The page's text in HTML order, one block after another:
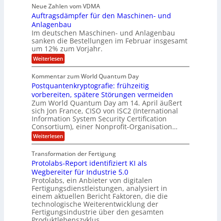
M
i
l
l
i
o
n
n
U
S
-
D
o
l
l
a
r
r
i
n
g
f
ü
r
E
M
E
A
u
n
d
L
a
t
e
i
n
a
m
e
.
2
p
s
o
l
u
t
s
i
w
i
r
d
C
h
i
e
f
C
u
s
t
o
m
e
r
O
ff
c
e
r
t
i
n
g
e
r
ö
f
n
e
t
K
o
m
p
e
t
e
n
z
n
t
r
u
m
f
ü
Neue Zahlen vom VDMA
Auftragsdämpfer für den Maschinen- und
Anlagenbau
Im deutschen Maschinen- und Anlagenbau
sanken die Bestellungen im Februar insgesamt
um 12% zum Vorjahr.
Weiterlesen:
A
f
t
r
a
g
s
d
ä
m
p
e
f
ü
r
d
e
n
M
a
Kommentar zum World Quantum Day
Postquantenkryptografie: frühzeitig
vorbereiten, spätere Störungen vermeiden
Zum World Quantum Day am 14. April äußert
sich Jon France, CISO von ISC2 (International
Information System Security Certification
Consortium), einer Nonprofit-Organisation…
Weiterlesen:
P
s
t
q
u
a
n
t
e
n
k
Transformation der Fertigung
Protolabs-Report identifiziert KI als
Wegbereiter für Industrie 5.0
Protolabs, ein Anbieter von digitalen
Fertigungsdienstleistungen, analysiert in
einem aktuellen Bericht Faktoren, die die
technologische Weiterentwicklung der
Fertigungsindustrie über den gesamten